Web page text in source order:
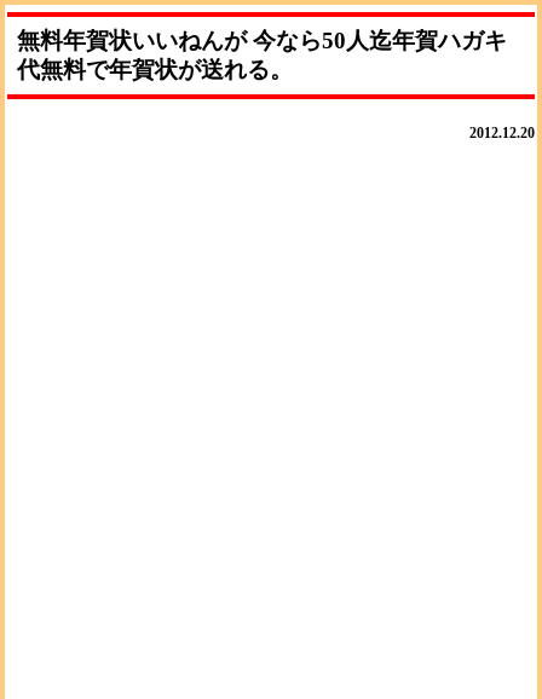
無料年賀状いいねんが 今なら50人迄年賀ハガキ
代無料で年賀状が送れる。
2012.12.20